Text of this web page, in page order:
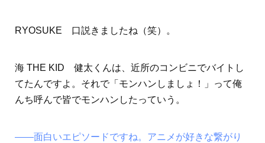
RYOSUKE 口説きましたね（笑）。
海 THE KID 健太くんは、近所のコンビニでバイトし
てたんですよ。それで「モンハンしましょ！」って俺
んち呼んで皆でモンハンしたっていう。
――面白いエピソードですね。アニメが好きな繋がり